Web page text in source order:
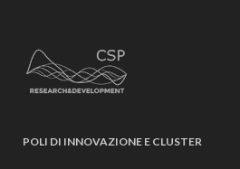
POLI DI INNOVAZIONE E CLUSTER